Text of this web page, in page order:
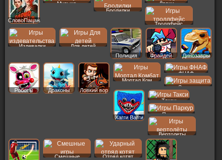
СловоПацана
Музыка
Бродилки
Драки
Троллфейс
Издевалки
Для детей
Полиция
Фрайдей Динозавры
Роботы Драконы Ловкий вор
Мортал Ком
ФНАФ
Защита
Хагги Вагги
Такси
Паркур
Вертолеты
Смешные
Отряд котят